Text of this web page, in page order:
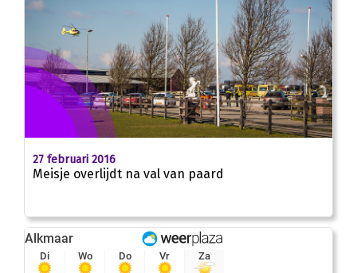
27 februari 2016
Meisje overlijdt na val van paard